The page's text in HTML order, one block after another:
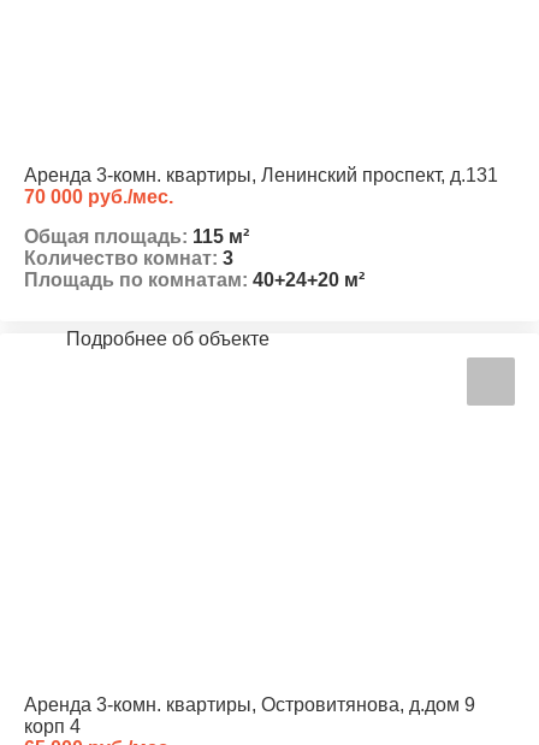
Аренда 3-комн. квартиры, Ленинский проспект, д.131
70 000 руб./мес.
Общая площадь: 115 м²
Количество комнат: 3
Площадь по комнатам: 40+24+20 м²
Подробнее об объекте
Аренда 3-комн. квартиры, Островитянова, д.дом 9
корп 4